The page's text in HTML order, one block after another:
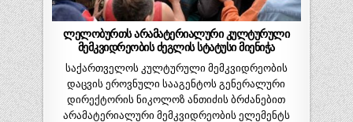
ლელობურთს არამატერიალური კულტურული
მემკვიდრეობის ძეგლის სტატუსი მიენიჭა
საქართველოს კულტურული მემკვიდრეობის
დაცვის ეროვნული სააგენტოს გენერალური
დირექტორის ნიკოლოზ ანთიძის ბრძანებით
არამატერიალური მემკვიდრეობის ელემენტს